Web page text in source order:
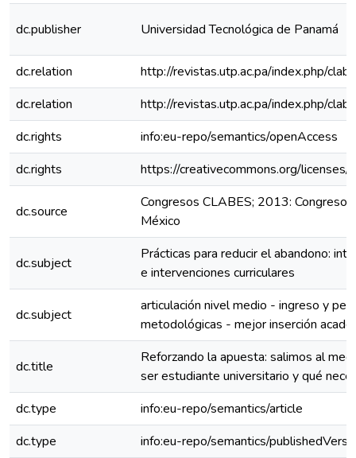
dc.publisher Universidad Tecnológica de Panamá
dc.relation
http://revistas.utp.ac.pa/index.php/
dc.relation
http://revistas.utp.ac.pa/index.php/
dc.rights
info:eu-repo/semantics/openAccess
dc.rights
https://creativecommons.org/
dc.source
Congresos CLABES; 2013: Congreso
México
dc.subject
Prácticas para reducir el abandono:
e intervenciones curriculares
dc.subject
articulación nivel medio - ingreso y
metodológicas - mejor inserción
dc.title
Reforzando la apuesta: salimos al
ser estudiante universitario y qué
dc.type
info:eu-repo/semantics/article
dc.type
info:eu-repo/semantics/